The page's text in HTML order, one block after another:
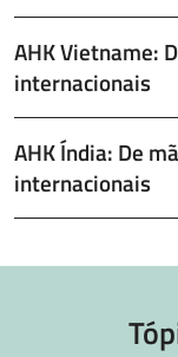
AHK Vietname:
internacionais
AHK Índia: De
internacionais